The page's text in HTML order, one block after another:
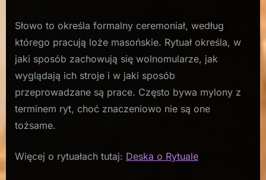
Słowo to określa formalny ceremoniał, według
którego pracują loże masońskie. Rytuał określa, w
jaki sposób zachowują się wolnomularze, jak
wyglądają ich stroje i w jaki sposób
przeprowadzane są prace. Często bywa mylony z
terminem ryt, choć znaczeniowo nie są one
tożsame.
Więcej o rytuałach tutaj: Deska o Rytuale